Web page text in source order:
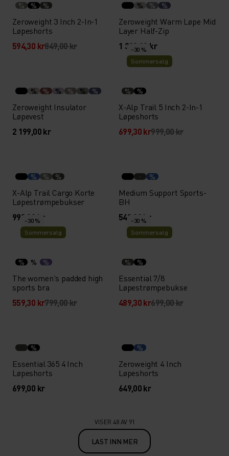
% % %
Zeroweight 3 Inch 2-In-1
Løpeshorts
594,30 kr849,00 kr
% % %
Zeroweight Warm Løpe Mid
Layer Half-Zip
1 399,00 kr
% % % % % %
Zeroweight Insulator
Løpevest
2 199,00 kr
-30 %
Sommersalg
% %
X-Alp Trail 5 Inch 2-In-1
Løpeshorts
699,30 kr999,00 kr
% % %
X-Alp Trail Cargo Korte
Løpestrømpebukser
999,00 kr
%
Medium Support Sports-
BH
549,00 kr
-30 %
Sommersalg
% % %
The women's padded high
sports bra
559,30 kr799,00 kr
-30 %
Sommersalg
% %
Essential 7/8
Løpestrømpebukse
489,30 kr699,00 kr
%
Essential 365 4 Inch
Løpeshorts
699,00 kr
%
Zeroweight 4 Inch
Løpeshorts
649,00 kr
VISER 48 AV 91
LAST INN MER